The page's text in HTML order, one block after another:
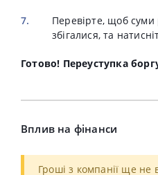
Перевірте, щоб суми
збігалися, та
Готово! Переуступка
Вплив на фінанси
Гроші з компанії ще не